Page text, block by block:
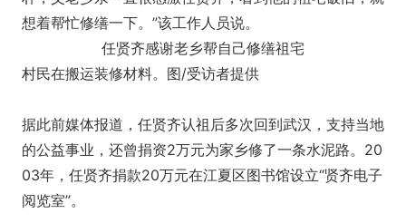
想着帮忙修缮一下。”该工作人员说。
任贤齐感谢老乡帮自己修缮祖宅
村民在搬运装修材料。图/受访者提供
据此前媒体报道，任贤齐认祖后多次回到武汉，支持当地
的公益事业，还曾捐资2万元为家乡修了一条水泥路。20
03年，任贤齐捐款20万元在江夏区图书馆设立“贤齐电子
阅览室”。